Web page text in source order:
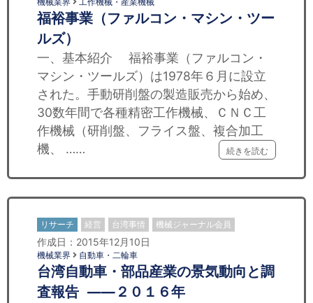
福裕事業（ファルコン・マシン・ツー
ルズ）
一、基本紹介 福裕事業（ファルコン・
マシン・ツールズ）は1978年６月に設立
された。手動研削盤の製造販売から始め、
30数年間で各種精密工作機械、ＣＮＣ工
作機械（研削盤、フライス盤、複合加工
機、 ……
続きを読む
リサーチ 経営 台湾事情 機械ジャーナル会員
作成日：2015年12月10日
機械業界 自動車・二輪車
台湾自動車・部品産業の景気動向と調
査報告 ——２０１６年